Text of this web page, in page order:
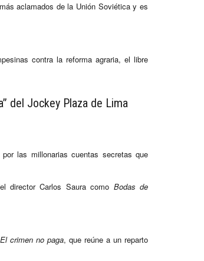
aclamados de la Unión Soviética y es
contra la reforma agraria, el libre
del Jockey Plaza de Lima
las millonarias cuentas secretas que
director Carlos Saura como Bodas de
El crimen no paga, que reúne a un reparto